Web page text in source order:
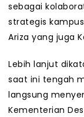
sebagai
strategis
Ariza yang juga
Lebih lanjut
saat ini tengah
langsung
Kementerian